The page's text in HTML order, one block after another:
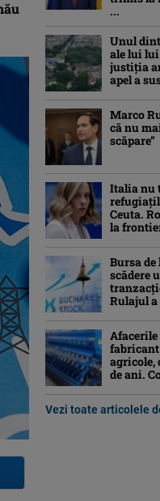
...
Unul
ale lui
justiția
apel a
Marco
că nu
scăpare”
Italia nu
Ceuta.
la
Bursa
scădere
Rulajul a
agricole,
de ani.
Vezi toate articolele